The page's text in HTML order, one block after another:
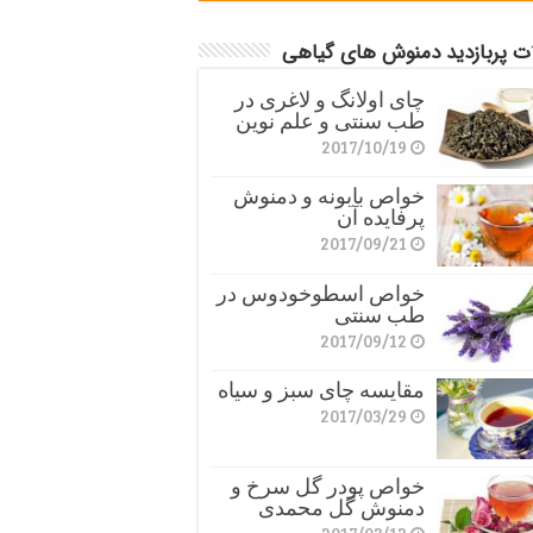
پربازدید دمنوش های گیاهی
چای اولانگ و لاغری در
طب سنتی و علم نوین
2017/10/19
خواص بابونه و دمنوش
پرفایده آن
2017/09/21
خواص اسطوخودوس در
طب سنتی
2017/09/12
مقایسه چای سبز و سیاه
2017/03/29
خواص پودر گل سرخ و
دمنوش گل محمدی